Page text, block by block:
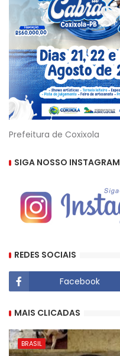
Prefeitura de Coxixola
SIGA NOSSO INSTAGRAM
REDES SOCIAIS
Facebook
MAIS CLICADAS
BRASIL